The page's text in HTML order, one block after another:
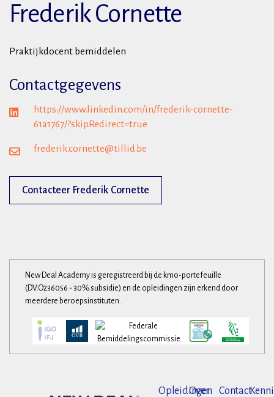
Frederik Cornette
Praktijkdocent bemiddelen
Contactgegevens
https://www.linkedin.com/in/frederik-cornette-
61a1767/?skipRedirect=true
frederik.cornette@tillid.be
Contacteer Frederik Cornette
New Deal Academy is geregistreerd bij de kmo-portefeuille
(DV.O236056 - 30% subsidie) en de opleidingen zijn erkend door
meerdere beroepsinstituten.
Opleidingen
Over
Contact